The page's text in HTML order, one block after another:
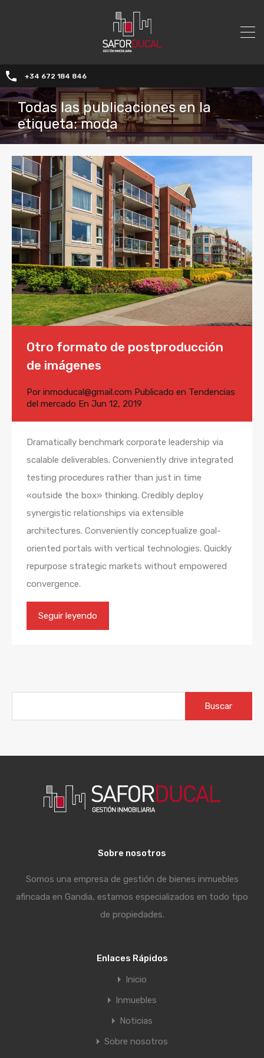
+34 672 184 846
Todas las publicaciones en la
etiqueta: moda
Otro formato de postproducción
de imágenes
Por inmoducal@gmail.com Publicado en Tendencias
del mercado En Jun 12, 2019
Dramatically benchmark corporate leadership via
scalable deliverables. Conveniently drive integrated
testing procedures rather than just in time
«outside the box» thinking. Credibly deploy
synergistic relationships via extensible
architectures. Conveniently conceptualize goal-
oriented portals with vertical technologies. Quickly
repurpose strategic markets without empowered
convergence.
Seguir leyendo
Sobre nosotros
Somos una empresa de gestión de bienes inmuebles
afincada en Gandia, estamos especializados en todo tipo
de propiedades.
Enlaces Rápidos
Inicio
Inmuebles
Noticias
Sobre nosotros